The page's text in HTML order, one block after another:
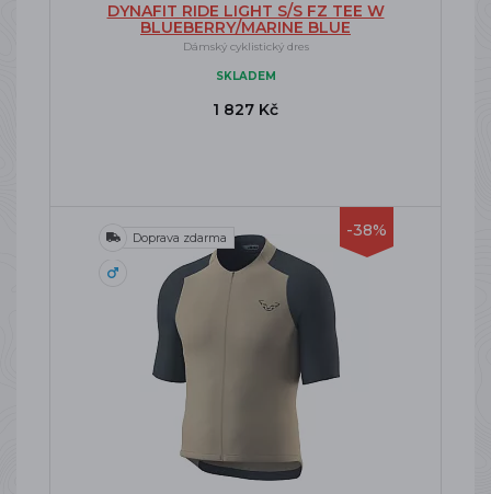
DYNAFIT RIDE LIGHT S/S FZ TEE W
BLUEBERRY/MARINE BLUE
Dámský cyklistický dres
SKLADEM
1 827 Kč
-38%
Doprava zdarma